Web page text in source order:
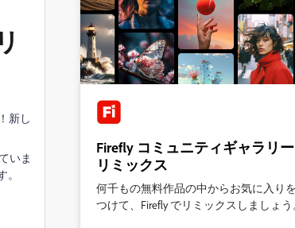
新し
いま
Firefly コミュニティギャラリ
リミックス
何千もの無料作品の中からお気に入り
つけて、Firefly でリミックスしましょう